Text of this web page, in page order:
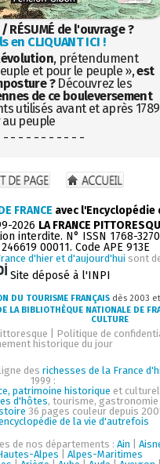
/ RÉSUMÉ de l'ouvrage ?
en CLIQUANT ICI !
, prétendument
et pour le peuple »,est
?Découvrez les
de ce bouleversement
utilisés avant et après 1789
peuple
- - - - - - - - - - -
FRANCE avec
2026 LA FRANCE
interdite. N° ISSN 1768-
00011. Code APE 913E
d'hier et d'aujourd'hui sont
Site déposé à l'INPI
DU TOURISME FRANÇAIS dès 2003
LA BIBLIOTHÈQUE NATIONALE DE
CULTURE
Politique de
historique du jour
des richesses de la France
1999 :
patrimoine historique et
d'hôtes, tourisme, gastronomie
36 pages couleur depuis
de la vie d'autrefois
de nos départements :Ain |
Alpes
Alpes-Maritimes